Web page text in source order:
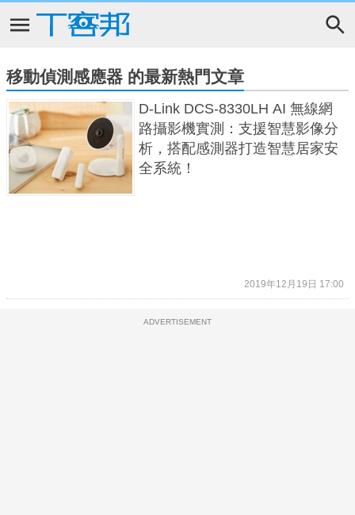
移動偵測感應器 的最新熱門文章
D-Link DCS-8330LH AI 無線網
路攝影機實測：支援智慧影像分
析，搭配感測器打造智慧居家安
全系統！
2019年12月19日 17:00
ADVERTISEMENT